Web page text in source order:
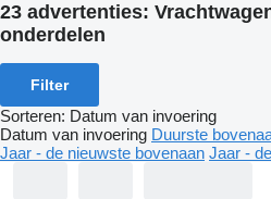
23 advertenties:
onderdelen
Filter
Sorteren: Datum van invoering
Datum van invoering Duurste
Jaar - de nieuwste bovenaan Jaar -